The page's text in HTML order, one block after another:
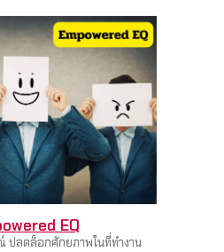
EQ
ลดล็อกศักยภาพในที่ทำงาน